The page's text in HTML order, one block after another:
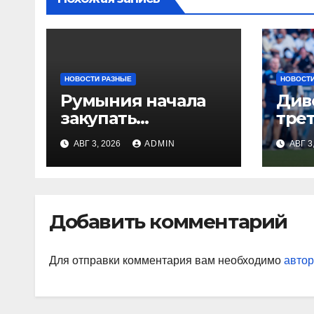
НОВОСТИ РАЗНЫЕ
Румыния начала
закупать
электроэнергию
на Украине из-за
дефицита
АВГ 3, 2026 ADMIN АВГ
Добавить комментарий
Для отправки комментария вам необходимо